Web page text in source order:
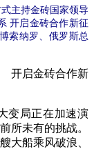
主持金砖国家领导
开启金砖合作新征
索纳罗、俄罗斯总
开启金砖合作新
局正在加速演
所未有的挑战。
大船乘风破浪、